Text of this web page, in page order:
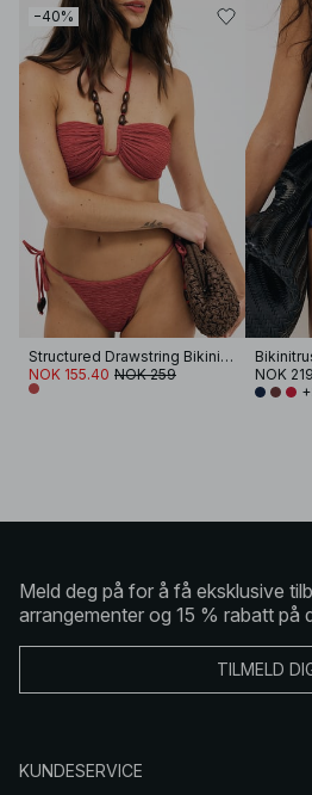
−40%
Structured Drawstring Bikini Panty
NOK 155.40 NOK 259
NOK 219
Meld deg på for å få eksklusive
arrangementer og 15 % rabatt på
TILMELD
KUNDESERVICE